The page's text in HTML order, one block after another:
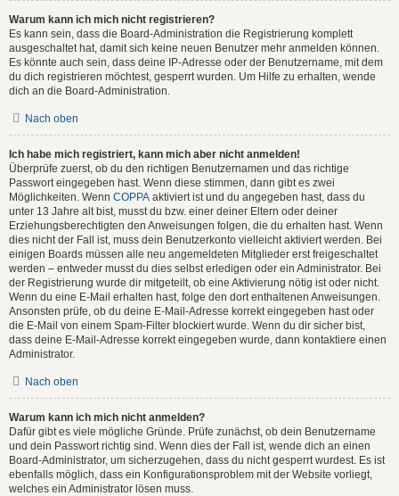
Warum kann ich mich nicht registrieren?
Es kann sein, dass die Board-Administration die Registrierung komplett
ausgeschaltet hat, damit sich keine neuen Benutzer mehr anmelden können.
Es könnte auch sein, dass deine IP-Adresse oder der Benutzername, mit dem
du dich registrieren möchtest, gesperrt wurden. Um Hilfe zu erhalten, wende
dich an die Board-Administration.
Nach oben
Ich habe mich registriert, kann mich aber nicht anmelden!
Überprüfe zuerst, ob du den richtigen Benutzernamen und das richtige
Passwort eingegeben hast. Wenn diese stimmen, dann gibt es zwei
Möglichkeiten. Wenn COPPA aktiviert ist und du angegeben hast, dass du
unter 13 Jahre alt bist, musst du bzw. einer deiner Eltern oder deiner
Erziehungsberechtigten den Anweisungen folgen, die du erhalten hast. Wenn
dies nicht der Fall ist, muss dein Benutzerkonto vielleicht aktiviert werden. Bei
einigen Boards müssen alle neu angemeldeten Mitglieder erst freigeschaltet
werden – entweder musst du dies selbst erledigen oder ein Administrator. Bei
der Registrierung wurde dir mitgeteilt, ob eine Aktivierung nötig ist oder nicht.
Wenn du eine E-Mail erhalten hast, folge den dort enthaltenen Anweisungen.
Ansonsten prüfe, ob du deine E-Mail-Adresse korrekt eingegeben hast oder
die E-Mail von einem Spam-Filter blockiert wurde. Wenn du dir sicher bist,
dass deine E-Mail-Adresse korrekt eingegeben wurde, dann kontaktiere einen
Administrator.
Nach oben
Warum kann ich mich nicht anmelden?
Dafür gibt es viele mögliche Gründe. Prüfe zunächst, ob dein Benutzername
und dein Passwort richtig sind. Wenn dies der Fall ist, wende dich an einen
Board-Administrator, um sicherzugehen, dass du nicht gesperrt wurdest. Es ist
ebenfalls möglich, dass ein Konfigurationsproblem mit der Website vorliegt,
welches ein Administrator lösen muss.